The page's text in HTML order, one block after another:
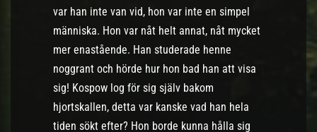
var han inte van vid, hon var inte en simpel
människa. Hon var nåt helt annat, nåt mycket
mer enastående. Han studerade henne
noggrant och hörde hur hon bad han att visa
sig! Kospow log för sig själv bakom
hjortskallen, detta var kanske vad han hela
tiden sökt efter? Hon borde kunna hålla sig